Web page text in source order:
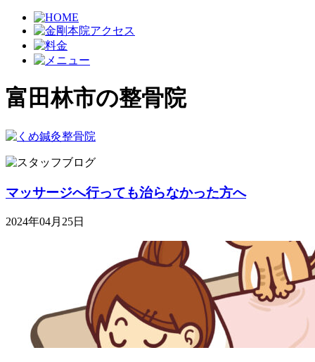
富田林市の整骨院
マッサージへ行っても治らなかった方へ
2024年04月25日